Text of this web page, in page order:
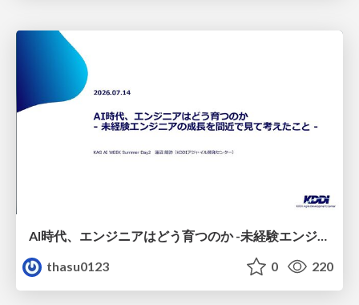
AI時代、エンジニアはどう育つのか -未経験エンジニアの成長を間近で見て考えたこと-
thasu0123
0 220